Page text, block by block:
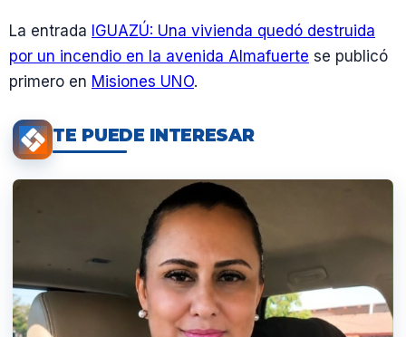
La entrada IGUAZÚ: Una vivienda quedó destruida
por un incendio en la avenida Almafuerte se publicó
primero en Misiones UNO.
TE PUEDE INTERESAR